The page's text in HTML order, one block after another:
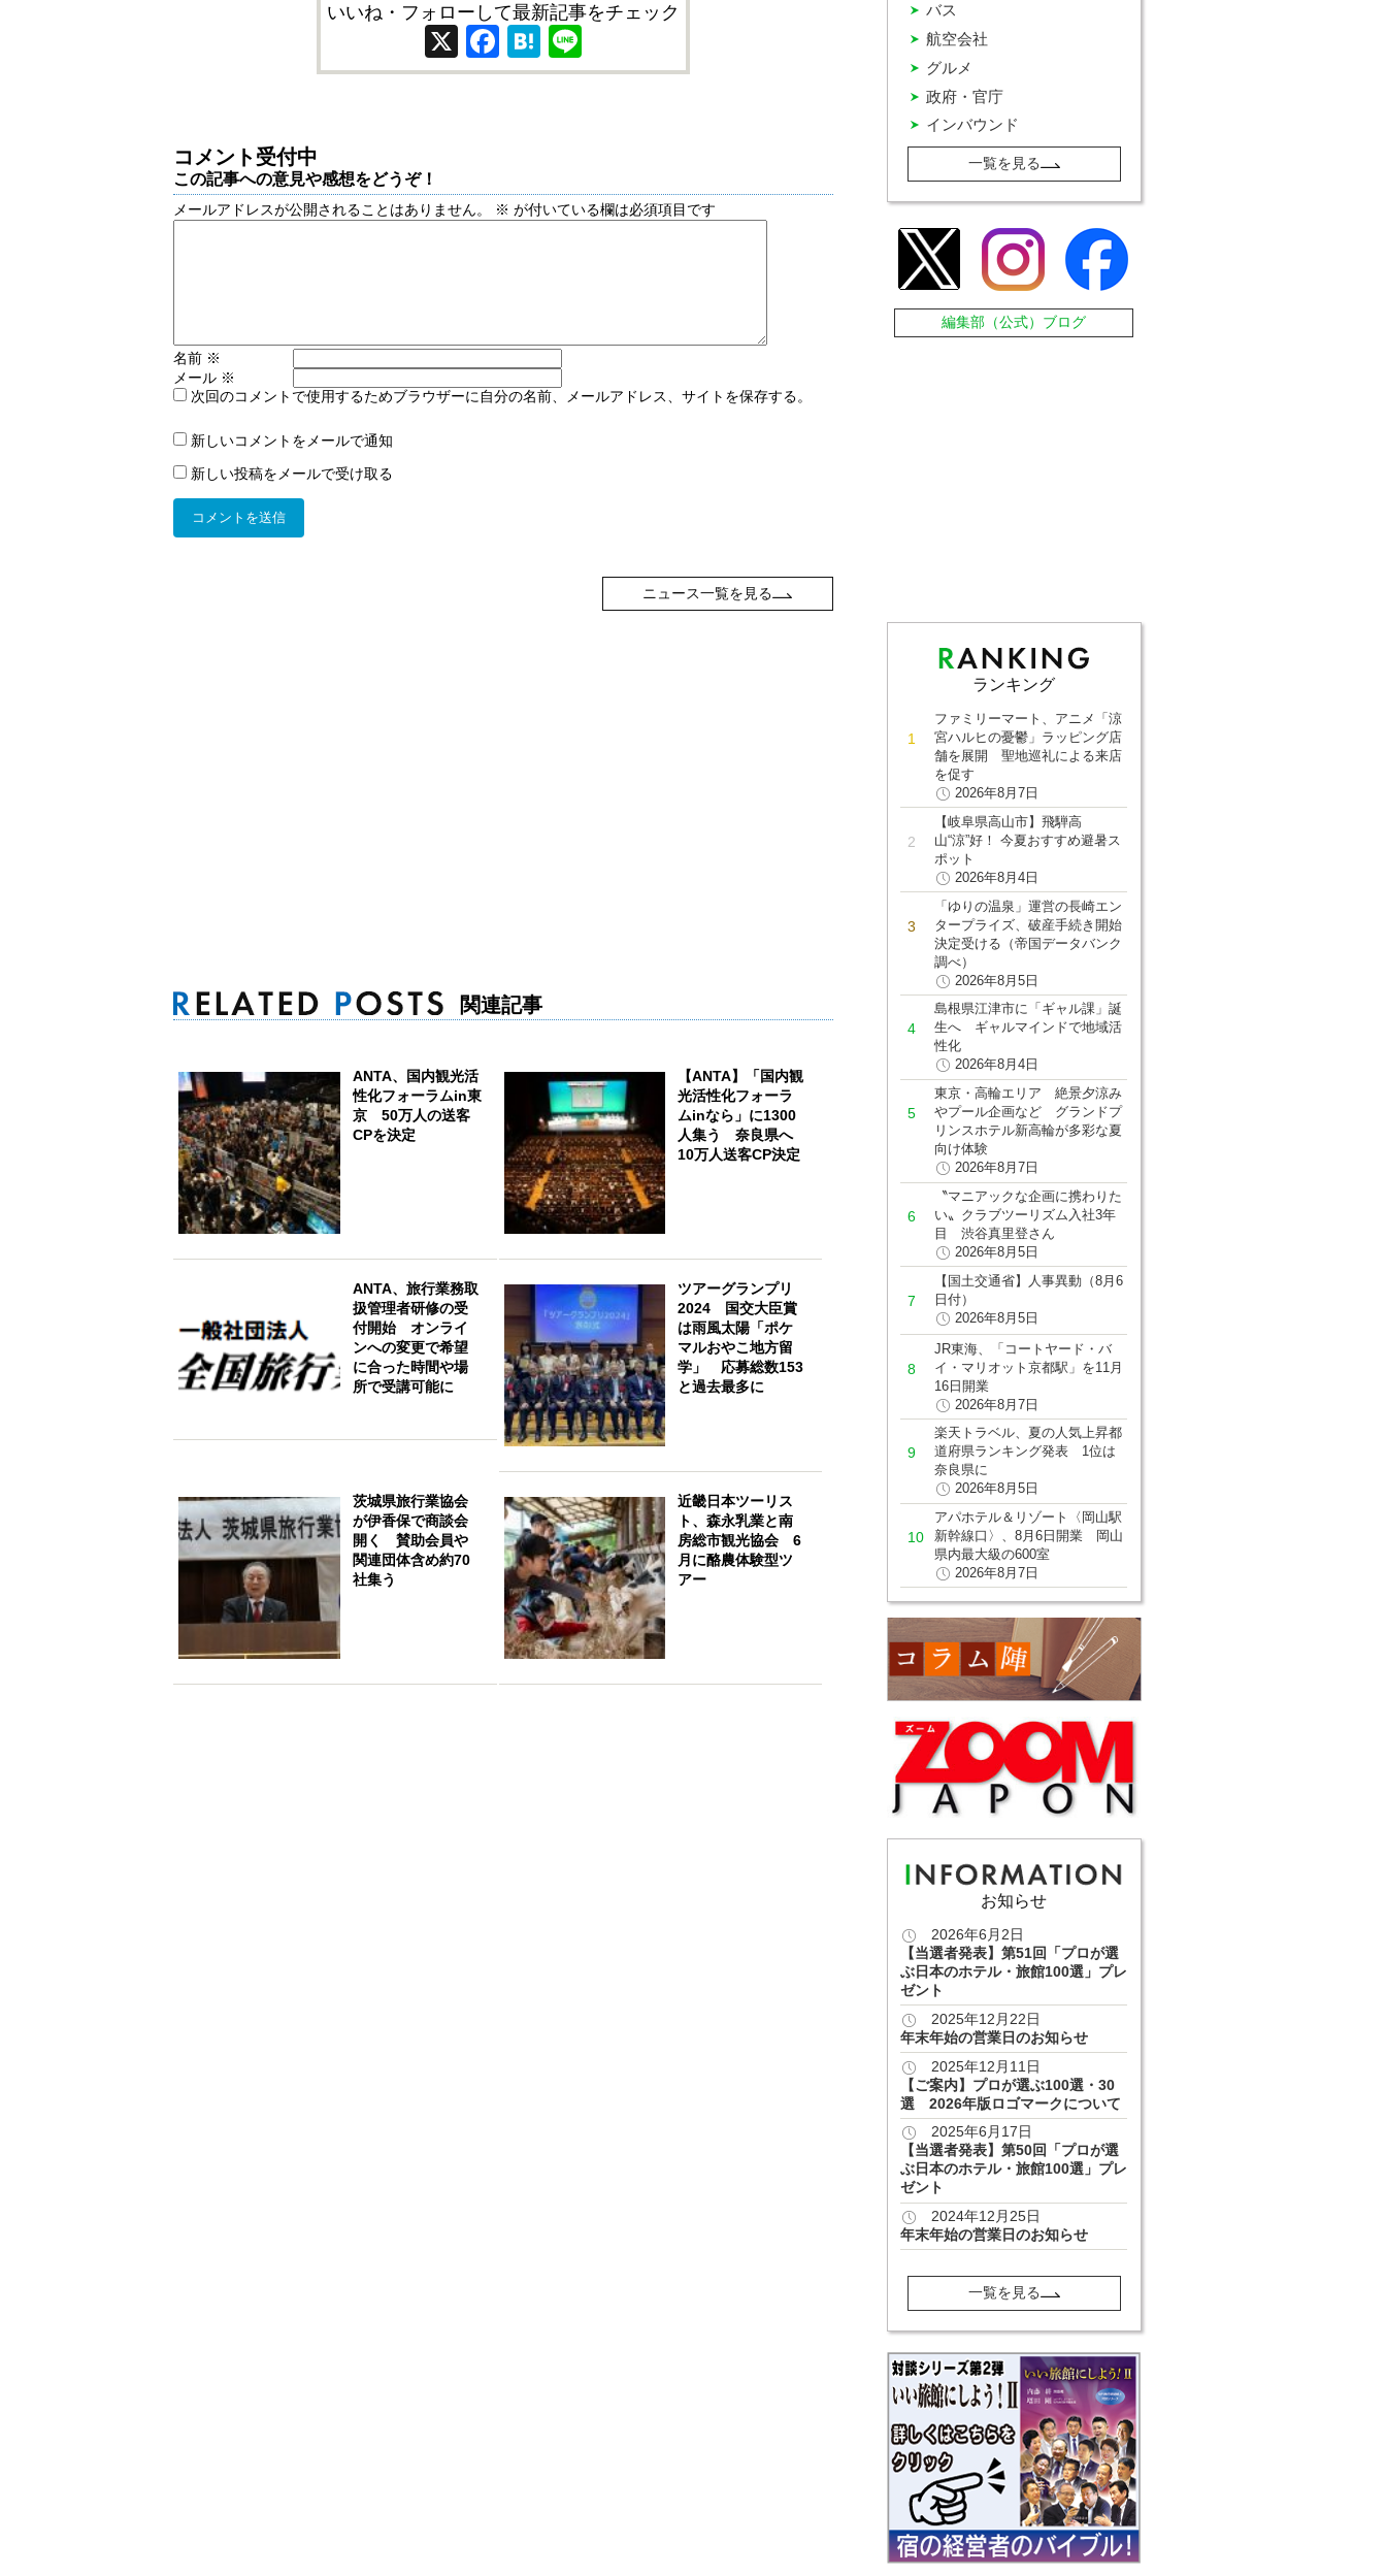
いいね・フォローして最新記事をチェック
X Facebook
Hatena
コメント受付中
この記事への意見や感想をどうぞ！
メールアドレスが公開されることはありません。 ※ が付いている欄は必須項目です
名前 ※
メール ※
次回のコメントで使用するためブラウザーに自分の名前、メールアドレス、サイトを保存する。
新しいコメントをメールで通知
新しい投稿をメールで受け取る
ニュース一覧を見る
関連記事
ANTA、国内観光活
性化フォーラムin東
京 50万人の送客
CPを決定
【ANTA】「国内観
光活性化フォーラ
ムinなら」に1300
人集う 奈良県へ
10万人送客CP決定
ANTA、旅行業務取
扱管理者研修の受
付開始 オンライ
ンへの変更で希望
に合った時間や場
所で受講可能に
ツアーグランプリ
2024 国交大臣賞
は雨風太陽「ポケ
マルおやこ地方留
学」 応募総数153
と過去最多に
茨城県旅行業協会
が伊香保で商談会
開く 賛助会員や
関連団体含め約70
社集う
近畿日本ツーリス
ト、森永乳業と南
房総市観光協会 6
月に酪農体験型ツ
アー
インバウンド
グルメ
バス
政府・官庁
航空会社
一覧を見る
編集部（公式）ブログ
ランキング
ファミリーマート、アニメ「涼
宮ハルヒの憂鬱」ラッピング店
舗を展開 聖地巡礼による来店
を促す
2026年8月7日
【岐阜県高山市】飛騨高
山“涼”好！ 今夏おすすめ避暑ス
ポット
2026年8月4日
「ゆりの温泉」運営の長崎エン
タープライズ、破産手続き開始
決定受ける（帝国データバンク
調べ）
2026年8月5日
島根県江津市に「ギャル課」誕
生へ ギャルマインドで地域活
性化
2026年8月4日
東京・高輪エリア 絶景夕涼み
やプール企画など グランドプ
リンスホテル新高輪が多彩な夏
向け体験
2026年8月7日
〝マニアックな企画に携わりた
い〟クラブツーリズム入社3年
目 渋谷真里登さん
2026年8月5日
【国土交通省】人事異動（8月6
日付）
2026年8月5日
JR東海、「コートヤード・バ
イ・マリオット京都駅」を11月
16日開業
2026年8月7日
楽天トラベル、夏の人気上昇都
道府県ランキング発表 1位は
奈良県に
2026年8月5日
アパホテル＆リゾート〈岡山駅
新幹線口〉、8月6日開業 岡山
県内最大級の600室
2026年8月7日
お知らせ
2026年6月2日
【当選者発表】第51回「プロが選
ぶ日本のホテル・旅館100選」プレ
ゼント
2025年12月22日
年末年始の営業日のお知らせ
2025年12月11日
【ご案内】プロが選ぶ100選・30
選 2026年版ロゴマークについて
2025年6月17日
【当選者発表】第50回「プロが選
ぶ日本のホテル・旅館100選」プレ
ゼント
2024年12月25日
年末年始の営業日のお知らせ
一覧を見る